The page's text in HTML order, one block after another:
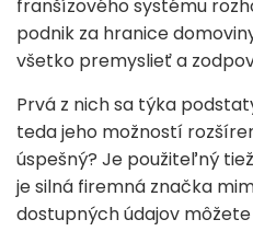
franšízového systému
podnik za hranice
všetko premyslieť a
Prvá z nich sa týka
teda jeho možností
úspešný? Je použiteľný
je silná firemná značka
dostupných údajov